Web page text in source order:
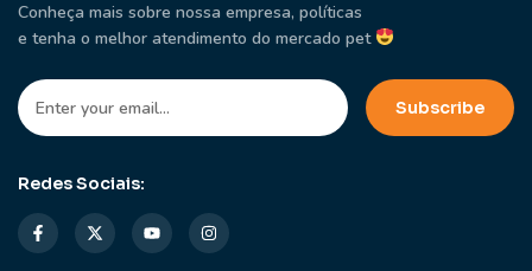
Conheça mais sobre nossa empresa, políticas
e tenha o melhor atendimento do mercado pet
Redes Sociais: